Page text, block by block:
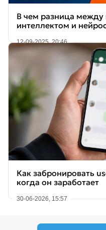
В чем разница между
интеллектом и
12-09-2025, 20:46
Как забронировать
когда он заработает
30-06-2026, 15:57